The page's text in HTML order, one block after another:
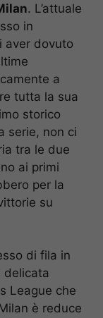
. L’attuale
in
aver dovuto
a
tutta la sua
storico
serie, non ci
tra le due
ai primi
per la
su
di fila in
delicata
League che
è reduce